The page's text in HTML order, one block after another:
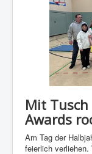
Mit Tusch
Awards
Am Tag der
feierlich verliehen.